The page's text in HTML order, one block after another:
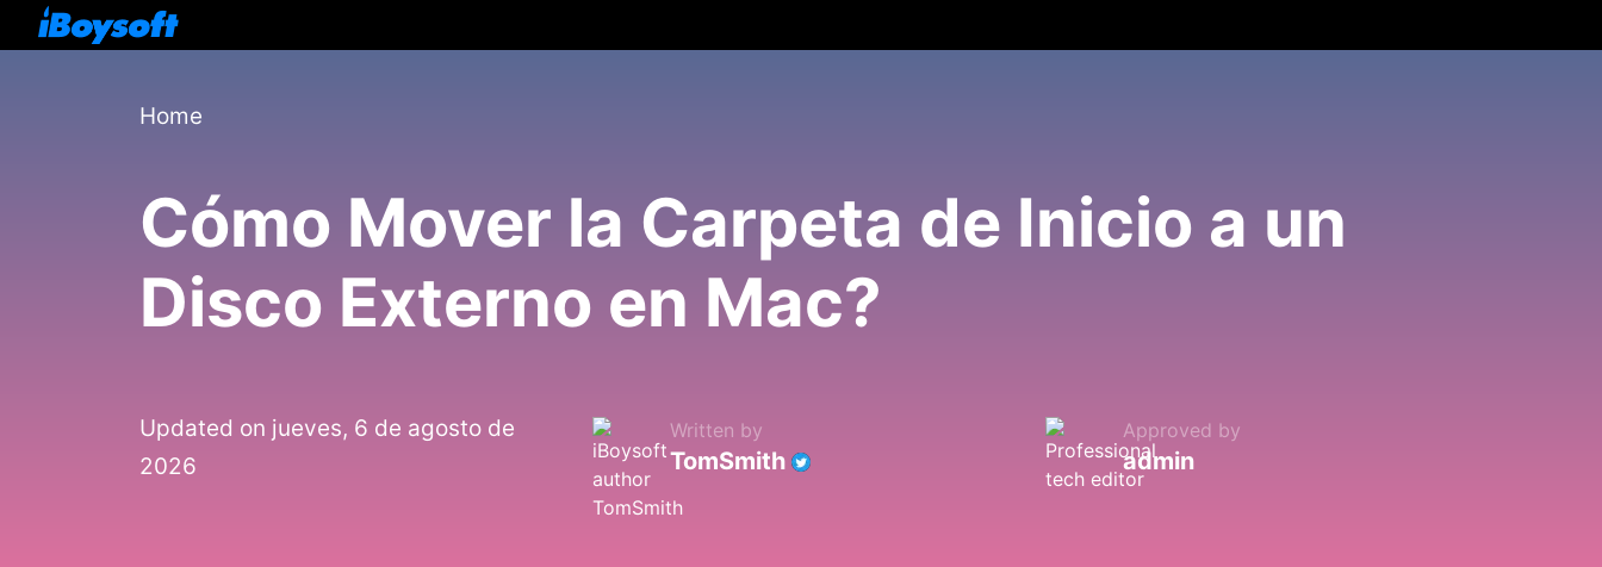
Home
Cómo Mover la Carpeta de Inicio a un
Disco Externo en Mac?
Updated on jueves, 6 de agosto de
2026
Written by
TomSmith
Approved by
admin